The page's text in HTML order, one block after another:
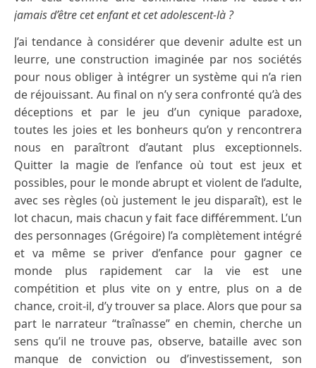
jamais d’être cet enfant et cet adolescent-là ?
J’ai tendance à considérer que devenir adulte est un
leurre, une construction imaginée par nos sociétés
pour nous obliger à intégrer un système qui n’a rien
de réjouissant. Au final on n’y sera confronté qu’à des
déceptions et par le jeu d’un cynique paradoxe,
toutes les joies et les bonheurs qu’on y rencontrera
nous en paraîtront d’autant plus exceptionnels.
Quitter la magie de l’enfance où tout est jeux et
possibles, pour le monde abrupt et violent de l’adulte,
avec ses règles (où justement le jeu disparaît), est le
lot chacun, mais chacun y fait face différemment. L’un
des personnages (Grégoire) l’a complètement intégré
et va même se priver d’enfance pour gagner ce
monde plus rapidement car la vie est une
compétition et plus vite on y entre, plus on a de
chance, croit-il, d’y trouver sa place. Alors que pour sa
part le narrateur “traînasse” en chemin, cherche un
sens qu’il ne trouve pas, observe, bataille avec son
manque de conviction ou d’investissement, son